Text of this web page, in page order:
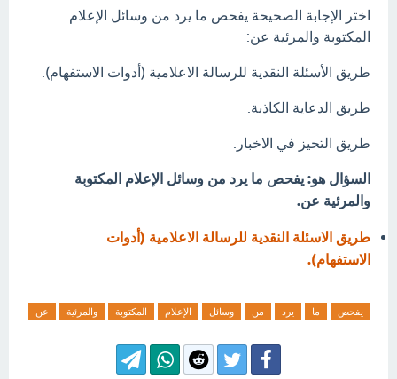
اختر الإجابة الصحيحة يفحص ما يرد من وسائل الإعلام
المكتوبة والمرئية عن:
طريق الأسئلة النقدية للرسالة الاعلامية (أدوات الاستفهام).
طريق الدعاية الكاذبة.
طريق التحيز في الاخبار.
السؤال هو: يفحص ما يرد من وسائل الإعلام المكتوبة
والمرئية عن.
طريق الاسئلة النقدية للرسالة الاعلامية (أدوات
الاستفهام).
يفحص ما يرد من وسائل الإعلام المكتوبة والمرئية عن